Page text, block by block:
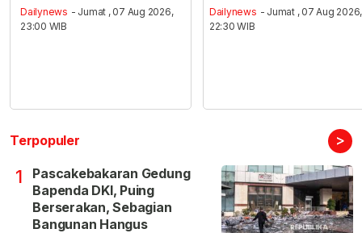
Dailynews - Jumat , 07 Aug 2026,
23:00 WIB
Dailynews - Jumat , 07 Aug 2026,
22:30 WIB
Terpopuler >
1
Pascakebakaran Gedung
Bapenda DKI, Puing
Berserakan, Sebagian
Bangunan Hangus